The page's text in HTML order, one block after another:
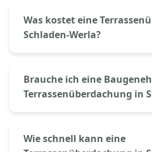
Was kostet eine
Schladen-Werla?
Werla kostet bei Aluprem ab
und Montage. Der genaue
(Breite × Tiefe),
eine erste Kalkulation.
Brauche ich eine
Terrassenüberdachung in
sind Terrassenüberdachungen
Grundfläche häufig
Wie schnell kann eine